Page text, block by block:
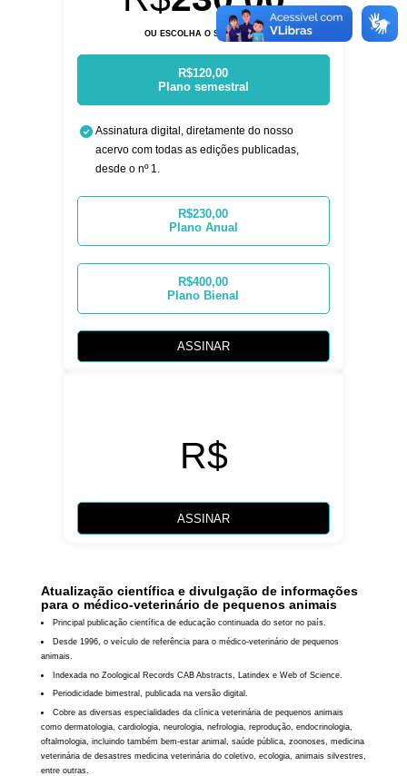
OU ESCOLHA O SEU PLANO
R$120,00
Plano semestral
Assinatura digital, diretamente do nosso
acervo com todas as edições publicadas,
desde o nº 1.
R$230,00
Plano Anual
R$400,00
Plano Bienal
ASSINAR
R$
ASSINAR
Atualização científica e divulgação de informações
para o médico-veterinário de pequenos animais
Principal publicação científica de educação continuada do setor no país.
Desde 1996, o veículo de referência para o médico-veterinário de pequenos
animais.
Indexada no Zoological Records CAB Abstracts, Latindex e Web of Science.
Periodicidade bimestral, publicada na versão digital.
Cobre as diversas especialidades da clínica veterinária de pequenos animais
como dermatologia, cardiologia, neurologia, nefrologia, reprodução, endocrinologia,
oftalmologia, incluindo também bem-estar animal, saúde pública, zoonoses, medicina
veterinária de desastres medicina veterinária do coletivo, ecologia, animais silvestres,
entre outras.